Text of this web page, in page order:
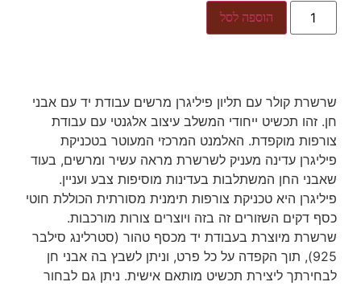
הוספה לסל
שרשרת קולר עם תליון פיליגרן מרשים עבודת יד עם אבני
חן. זהו תכשיט ייחודי המשלב עיצוב אלגנטי עם עבודת
צורפות מוקפדת. האלמנט המרכזי המעוטר בטכניקת
פיליגרן עדינה מעניק לשרשרת מראה עשיר ומרשים, בעוד
שאבני החן המשתלבות בעדינות מוסיפות צבע ועניין.
פיליגרן היא טכניקת צורפות תימנית מסורתית הכוללת חוטי
כסף דקים השזורים זה בזה ויוצרים צורות מורכבות.
שרשרת מיוצרת בעבודת יד מכסף טהור (סטרלינג סילבר
925), תוך הקפדה על כל פרט, וניתן לשבץ בה אבני חן
לבחירתך ליצירת תכשיט מותאם אישית. ניתן גם לבחור